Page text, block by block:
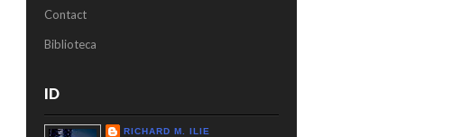
Contact
Biblioteca
ID
RICHARD M. ILIE